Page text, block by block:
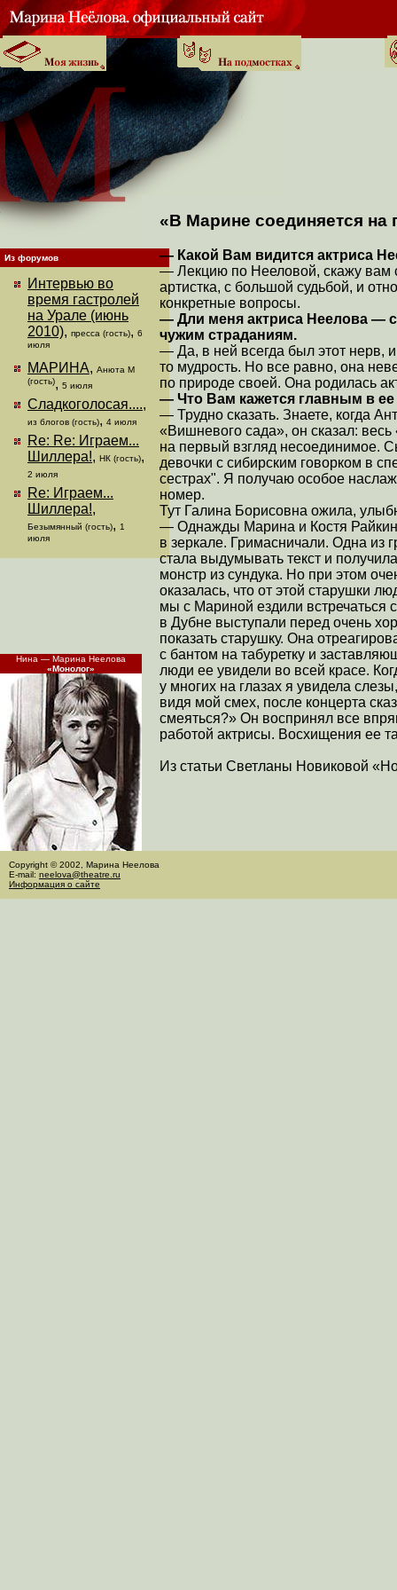
Из форумов
Интервью во
время гастролей
на Урале (июнь
2010), пресса (гость), 6
июля
МАРИНА, Анюта М
(гость), 5 июля
Сладкоголосая....,
из блогов (гость), 4 июля
Re: Re: Играем...
Шиллера!, НК (гость),
2 июля
Re: Играем...
Шиллера!,
Безымянный (гость), 1
июля
«В Марине соединяется на
— Какой Вам видится актриса
— Лекцию по Нееловой, скажу вам
артистка, с большой судьбой, и
конкретные вопросы.
— Дли меня актриса Неелова —
чужим страданиям.
— Да, в ней всегда был этот нерв,
то мудрость. Но все равно, она
по природе своей. Она родилась
— Что Вам кажется главным в
— Трудно сказать. Знаете, когда
«Вишневого сада», он сказал:
на первый взгляд несоединимое.
девочки с сибирским говорком в
сестрах". Я получаю особое
номер.
Тут Галина Борисовна ожила,
— Однажды Марина и Костя Райкин
в зеркале. Гримасничали. Одна из
стала выдумывать текст и
монстр из сундука. Но при этом
оказалась, что от этой старушки
мы с Мариной ездили встречаться
в Дубне выступали перед очень
показать старушку. Она
с бантом на табуретку и
люди ее увидели во всей красе.
у многих на глазах я увидела
видя мой смех, после концерта
смеяться?» Он воспринял все
работой актрисы. Восхищения ее
Из статьи Светланы Новиковой
Нина — Марина Неелова
«Монолог»
Copyright © 2002, Марина Неелова
E-mail: neelova@theatre.ru
Информация о сайте